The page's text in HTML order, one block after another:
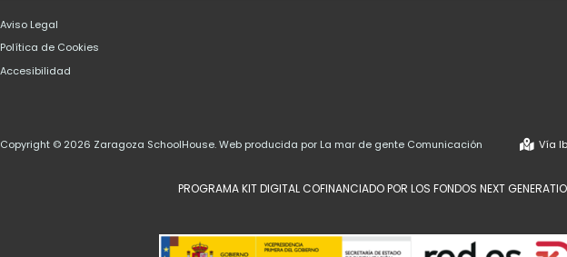
Aviso Legal
Política de Cookies
Accesibilidad
Copyright © 2026 Zaragoza SchoolHouse. Web producida por La mar de gente Comunicación
Vía
PROGRAMA KIT DIGITAL COFINANCIADO POR LOS FONDOS NEXT